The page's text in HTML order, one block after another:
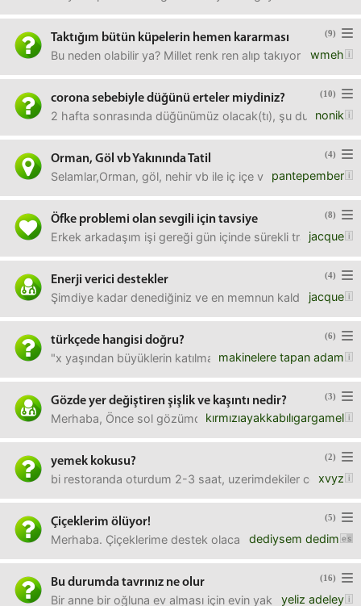
(9)
Taktığım bütün küpelerin hemen kararması
wmeh
Bu neden olabilir ya? Millet renk ren alıp takıyor 10-15
(10)
corona sebebiyle düğünü erteler miydiniz?
nonik
2 hafta sonrasında düğünümüz olacak(tı), şu durumda
(4)
Orman, Göl vb Yakınında Tatil
pantepember
Selamlar,Orman, göl, nehir vb ile iç içe veya bunlara
(8)
Öfke problemi olan sevgili için tavsiye
jacque
Erkek arkadaşım işi gereği gün içinde sürekli trafikte,
(4)
Enerji verici destekler
jacque
Şimdiye kadar denediğiniz ve en memnun kaldığınız
(6)
türkçede hangisi doğru?
makinelere tapan adam
"x yaşından büyüklerin katılmasına izin verilmez.""x
(3)
Gözde yer değiştiren şişlik ve kaşıntı nedir?
kırmızıayakkabılıgargamel
Merhaba, Önce sol gözümde mini mini bir sivilcemsi
(2)
yemek kokusu?
xvyz
bi restoranda oturdum 2-3 saat, uzerimdekiler cok fazla
(5)
Çiçeklerim ölüyor!
dediysem dedim
Merhaba. Çiçeklerime destek olacak görüşlerinize
(16)
Bu durumda tavrınız ne olur
yeliz adeley
Bir anne bir oğluna ev alması için evin yaklaşık 1/3 ünü